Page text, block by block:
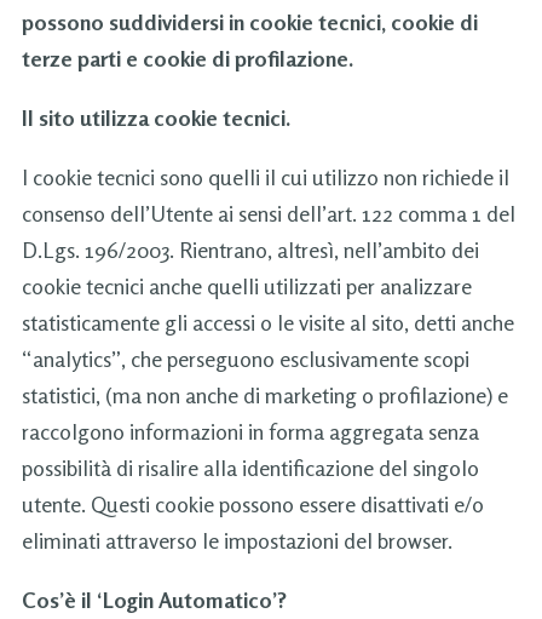
possono suddividersi in cookie tecnici, cookie di
terze parti e cookie di profilazione.
Il sito utilizza cookie tecnici.
I cookie tecnici sono quelli il cui utilizzo non richiede il
consenso dell’Utente ai sensi dell’art. 122 comma 1 del
D.Lgs. 196/2003. Rientrano, altresì, nell’ambito dei
cookie tecnici anche quelli utilizzati per analizzare
statisticamente gli accessi o le visite al sito, detti anche
“analytics”, che perseguono esclusivamente scopi
statistici, (ma non anche di marketing o profilazione) e
raccolgono informazioni in forma aggregata senza
possibilità di risalire alla identificazione del singolo
utente. Questi cookie possono essere disattivati e/o
eliminati attraverso le impostazioni del browser.
Cos’è il ‘Login Automatico’?